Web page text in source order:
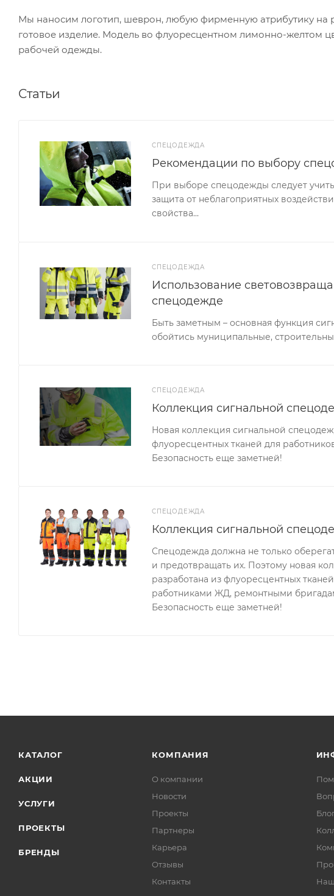
Мы наносим логотип, шеврон, любую фирменную атрибутику на
готовое изделие. Модель во флуоресцентном лимонно-желтом
рабочей одежды.
Статьи
СПЕЦОДЕЖДА
Рекомендации по выбору
При выборе спецодежды следует
защита от неблагоприятных
свойства…
СПЕЦОДЕЖДА
Использование
спецодежде
Быть заметным – основная функция
обойтись муниципальные,
СПЕЦОДЕЖДА
Коллекция сигнальной
Новая коллекция сигнальной
флуоресцентных тканей для
Безопасность еще заметней!
СПЕЦОДЕЖДА
Коллекция сигнальной
Спецодежда должна не только
и предотвращать их. Поэтому новая
разработана из флуоресцентных
работниками ЖД, ремонтными
Безопасность еще заметней!
КАТАЛОГ
АКЦИИ
УСЛУГИ
ПРОЕКТЫ
БРЕНДЫ
КОМПАНИЯ
О компании
Новости
Проекты
Партнеры
Карьера
Отзывы
Контакты